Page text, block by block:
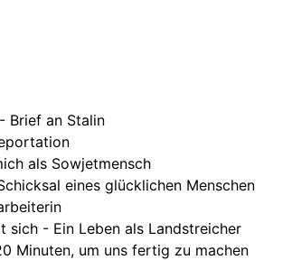
Brief an Stalin
als Sowjetmensch
eines glücklichen Menschen
- Ein Leben als Landstreicher
Minuten, um uns fertig zu machen